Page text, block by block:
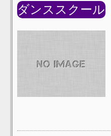
ダンススクール